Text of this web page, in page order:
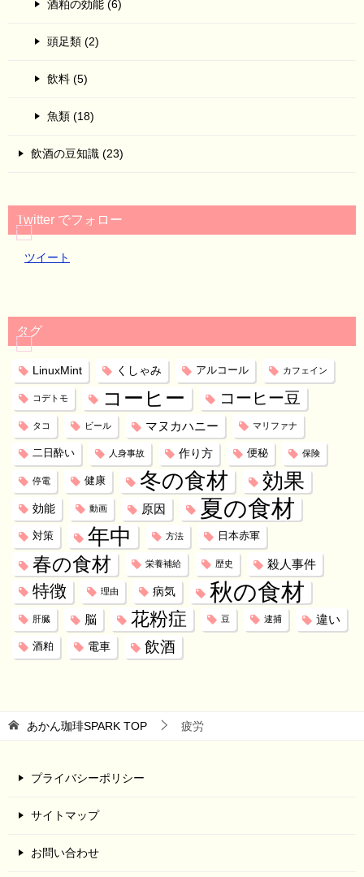
酒粕の効能 (6)
頭足類 (2)
飲料 (5)
魚類 (18)
飲酒の豆知識 (23)
Twitter でフォロー
ツイート
タグ
LinuxMint くしゃみ アルコール カフェイン
コデトモ コーヒー コーヒー豆
タコ ビール マヌカハニー マリファナ
二日酔い 人身事故 作り方 便秘 保険
停電 健康 冬の食材 効果
効能 動画 原因 夏の食材
対策 年中 方法 日本赤軍
春の食材 栄養補給 歴史 殺人事件
特徴 理由 病気 秋の食材
肝臓 脳 花粉症 豆 逮捕 違い
酒粕 電車 飲酒
あかん珈琲SPARK TOP 疲労
プライバシーポリシー
サイトマップ
お問い合わせ